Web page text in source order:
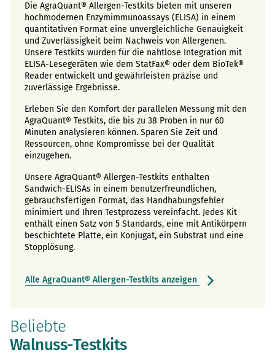
Die AgraQuant® Allergen-Testkits bieten mit unseren
hochmodernen Enzymimmunoassays (ELISA) in einem
quantitativen Format eine unvergleichliche Genauigkeit
und Zuverlässigkeit beim Nachweis von Allergenen.
Unsere Testkits wurden für die nahtlose Integration mit
ELISA-Lesegeräten wie dem StatFax® oder dem BioTek®
Reader entwickelt und gewährleisten präzise und
zuverlässige Ergebnisse.
Erleben Sie den Komfort der parallelen Messung mit den
AgraQuant® Testkits, die bis zu 38 Proben in nur 60
Minuten analysieren können. Sparen Sie Zeit und
Ressourcen, ohne Kompromisse bei der Qualität
einzugehen.
Unsere AgraQuant® Allergen-Testkits enthalten
Sandwich-ELISAs in einem benutzerfreundlichen,
gebrauchsfertigen Format, das Handhabungsfehler
minimiert und Ihren Testprozess vereinfacht. Jedes Kit
enthält einen Satz von 5 Standards, eine mit Antikörpern
beschichtete Platte, ein Konjugat, ein Substrat und eine
Stopplösung.
Alle AgraQuant® Allergen-Testkits anzeigen
Beliebte
Walnuss-Testkits